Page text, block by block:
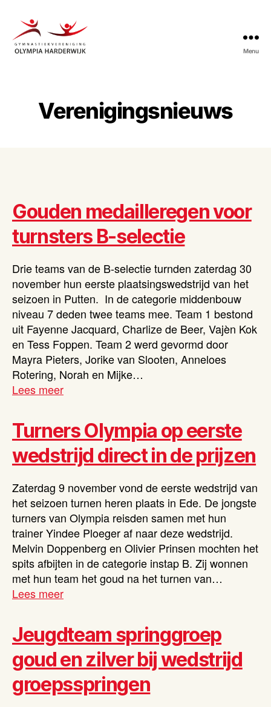
Menu
Verenigingsnieuws
Gouden medailleregen voor
turnsters B-selectie
Drie teams van de B-selectie turnden zaterdag 30
november hun eerste plaatsingswedstrijd van het
seizoen in Putten. In de categorie middenbouw
niveau 7 deden twee teams mee. Team 1 bestond
uit Fayenne Jacquard, Charlize de Beer, Vajèn Kok
en Tess Foppen. Team 2 werd gevormd door
Mayra Pieters, Jorike van Slooten, Anneloes
Rotering, Norah en Mijke…
Lees meer
Turners Olympia op eerste
wedstrijd direct in de prijzen
Zaterdag 9 november vond de eerste wedstrijd van
het seizoen turnen heren plaats in Ede. De jongste
turners van Olympia reisden samen met hun
trainer Yindee Ploeger af naar deze wedstrijd.
Melvin Doppenberg en Olivier Prinsen mochten het
spits afbijten in de categorie instap B. Zij wonnen
met hun team het goud na het turnen van…
Lees meer
Jeugdteam springgroep
goud en zilver bij wedstrijd
groepsspringen